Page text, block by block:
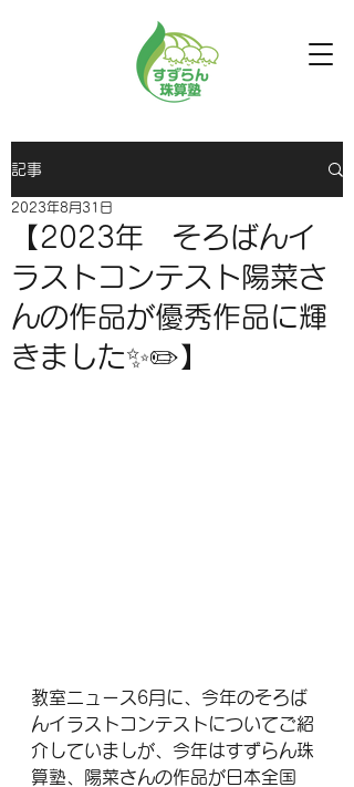
記事
【2023年 そろばんイ
ラストコンテスト陽菜さ
んの作品が優秀作品に輝
きました✨✏️】
2023年8月31日
教室ニュース6月に、今年のそろば
んイラストコンテストについてご紹
介していましが、今年はすずらん珠
算塾、陽菜さんの作品が日本全国